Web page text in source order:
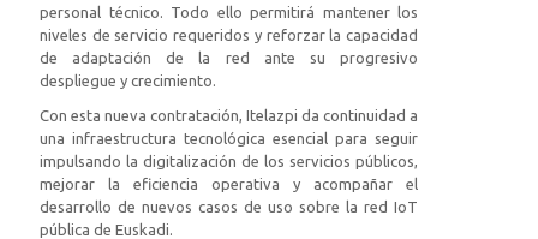
personal técnico. Todo ello permitirá mantener los
niveles de servicio requeridos y reforzar la capacidad
de adaptación de la red ante su progresivo
despliegue y crecimiento.
Con esta nueva contratación, Itelazpi da continuidad a
una infraestructura tecnológica esencial para seguir
impulsando la digitalización de los servicios públicos,
mejorar la eficiencia operativa y acompañar el
desarrollo de nuevos casos de uso sobre la red IoT
pública de Euskadi.